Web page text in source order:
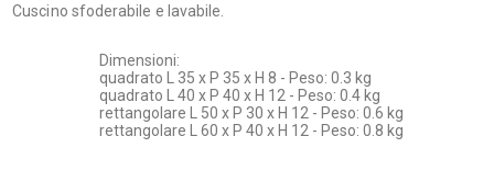
Cuscino sfoderabile e lavabile.
Dimensioni:
quadrato L 35 x P 35 x H 8 - Peso: 0.3 kg
quadrato L 40 x P 40 x H 12 - Peso: 0.4 kg
rettangolare L 50 x P 30 x H 12 - Peso: 0.6 kg
rettangolare L 60 x P 40 x H 12 - Peso: 0.8 kg